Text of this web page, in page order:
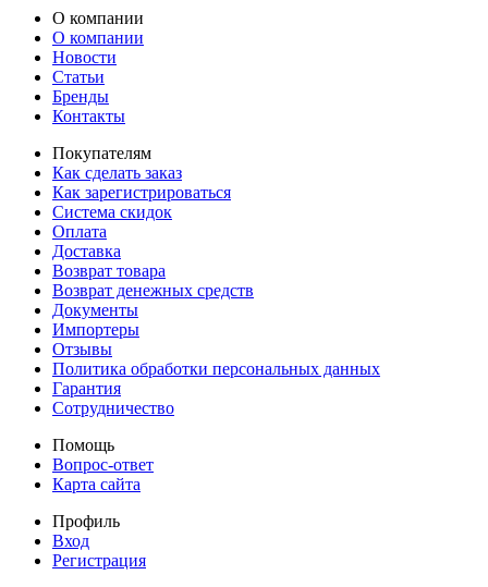
О компании
О компании
Новости
Статьи
Бренды
Контакты
Покупателям
Как сделать заказ
Как зарегистрироваться
Система скидок
Оплата
Доставка
Возврат товара
Возврат денежных средств
Документы
Импортеры
Отзывы
Политика обработки персональных данных
Гарантия
Сотрудничество
Помощь
Вопрос-ответ
Карта сайта
Профиль
Вход
Регистрация